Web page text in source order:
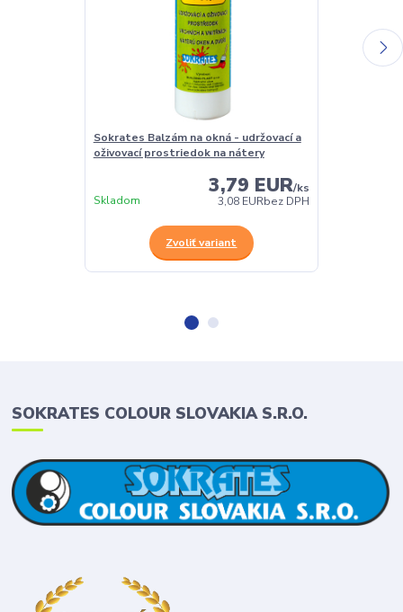
Sokrates Balzám na okná - udržovací a
oživovací prostriedok na nátery
3,79 EUR/ks
3,08 EURbez DPH
Skladom
Zvoliť variant
SOKRATES COLOUR SLOVAKIA S.R.O.